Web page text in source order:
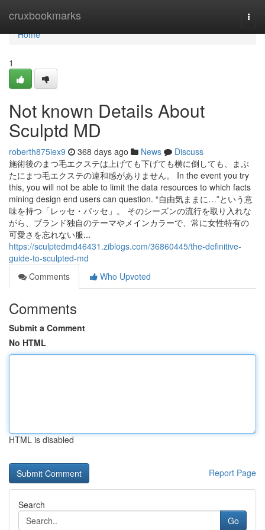
cruxbookmarks
Home
Home
1
Not known Details About
Sculptd MD
roberth875iex9 368 days ago News
Discuss
施術後のまつ毛エクステは上げても下げても横に倒しても、まぶ
たにまつ毛エクステの違和感がありません。 In the event you try
this, you will not be able to limit the data resources to which facts
mining design end users can question. “自由気ままに…”という意
味を持つ「レッセ・パッセ」。 そのシーズンの流行を取り入れな
がら、ブランド独自のテーマやメインカラーで、常に女性特有の
可愛さを忘れない服...
https://sculptedmd46431.ziblogs.com/36860445/the-definitive-
guide-to-sculpted-md
Comments
Who Upvoted
Comments
Submit a Comment
No HTML
HTML is disabled
Report Page
Search
Go